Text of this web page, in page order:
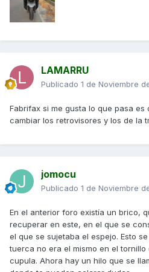
LAMARRU
Publicado 1 de Noviembre
Fabrifax si me gusta lo que pasa es
cambiar los retrovisores y los de la
jomocu
Publicado 1 de Noviembre
En el anterior foro existía un brico,
recuperar en este, en el que se
el que se sujetaba el espejo. Esto
tuerca no era el mismo en el
cupula. Ahora hay un hilo que se